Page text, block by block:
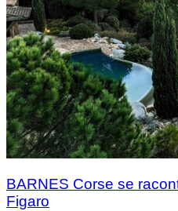
BARNES Corse se
Figaro